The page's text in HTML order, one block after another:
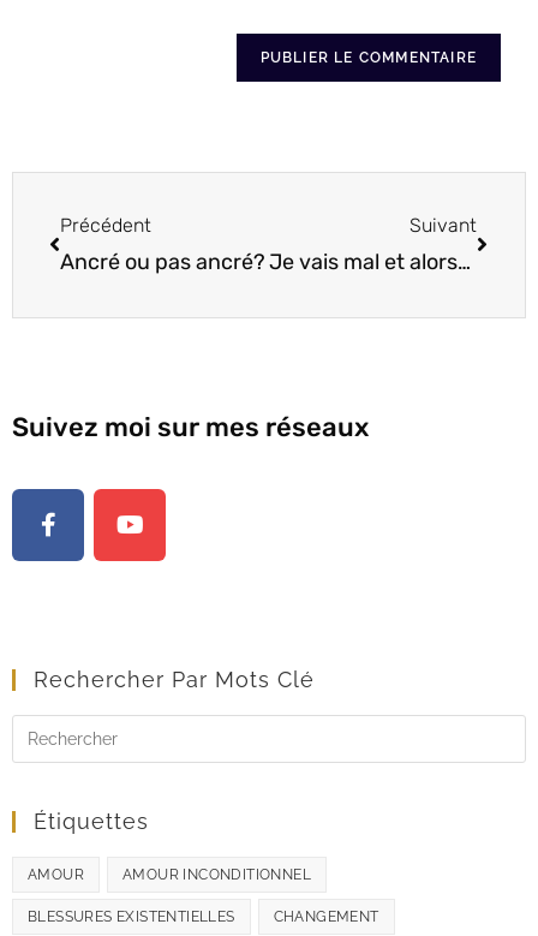
Précédent
Ancré ou pas ancré?
Suivant
Je vais mal et alors? Où est le mal d’aller mal?
Suivez moi sur mes réseaux
Rechercher Par Mots Clé
Étiquettes
AMOUR AMOUR INCONDITIONNEL
BLESSURES EXISTENTIELLES CHANGEMENT